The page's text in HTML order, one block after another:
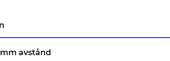
mm avstånd